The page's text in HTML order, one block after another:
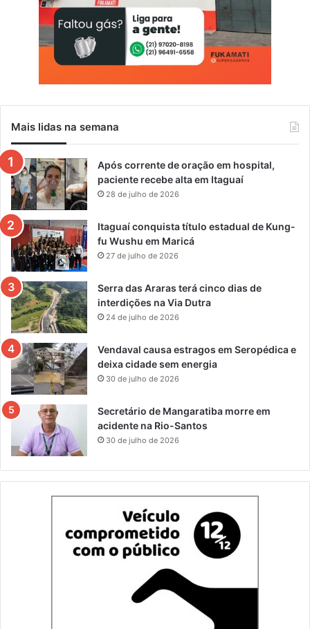
Mais lidas na semana
Após corrente de oração em hospital,
paciente recebe alta em Itaguaí
28 de julho de 2026
Itaguaí conquista título estadual de Kung-
fu Wushu em Maricá
27 de julho de 2026
Serra das Araras terá cinco dias de
interdições na Via Dutra
24 de julho de 2026
Vendaval causa estragos em Seropédica e
deixa cidade sem energia
30 de julho de 2026
Secretário de Mangaratiba morre em
acidente na Rio-Santos
30 de julho de 2026